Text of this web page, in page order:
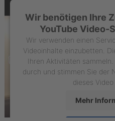
Wir benötigen Ihre
YouTube Video-
Wir verwenden einen
Videoinhalte einzubetten.
Ihren Aktivitäten
durch und stimmen Sie der
dieses Video
Mehr